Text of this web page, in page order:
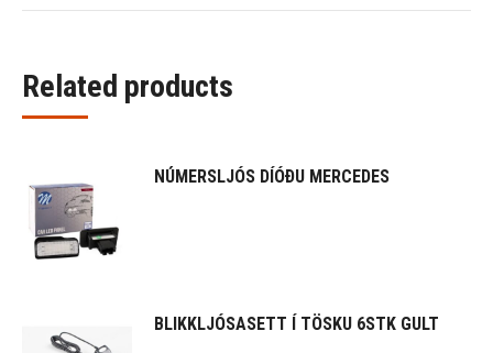
Related products
NÚMERSLJÓS DÍÓÐU MERCEDES
BLIKKLJÓSASETT Í TÖSKU 6STK GULT